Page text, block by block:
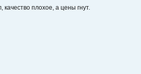
плохое, а цены гнут.